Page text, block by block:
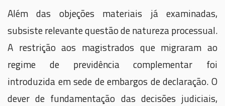
Além das objeções materiais já examinadas,
subsiste relevante questão de natureza processual.
A restrição aos magistrados que migraram ao
regime de previdência complementar foi
introduzida em sede de embargos de declaração. O
dever de fundamentação das decisões judiciais,